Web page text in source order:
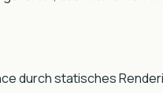
durch statisches